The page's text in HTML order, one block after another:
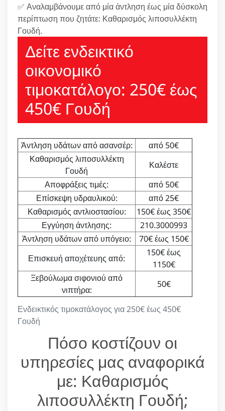
✅ Αναλαμβάνουμε από μία άντληση έως μία δύσκολη
περίπτωση που ζητάτε: Καθαρισμός λιποσυλλέκτη
Γουδή.
Δείτε ενδεικτικό
οικονομικό
τιμοκατάλογο: 250€ έως
450€ Γουδή
Ενδεικτικός τιμοκατάλογος για 250€ έως 450€
Γουδή
Άντληση υδάτων από ασανσέρ:
από 50€
Καθαρισμός λιποσυλλέκτη
Γουδή
Καλέστε
Αποφράξεις τιμές:
από 50€
Επίσκεψη υδραυλικού:
από 25€
Καθαρισμός αντλιοστασίου:
150€ έως 350€
Εγγύηση άντλησης:
210.3000993
Άντληση υδάτων από υπόγειο:
70€ έως 150€
Επισκευή αποχέτευης από:
150€ έως
1150€
Ξεβούλωμα σιφονιού από
νιπτήρα:
50€
Πόσο κοστίζουν οι
υπηρεσίες μας αναφορικά
με: Καθαρισμός
λιποσυλλέκτη Γουδή;